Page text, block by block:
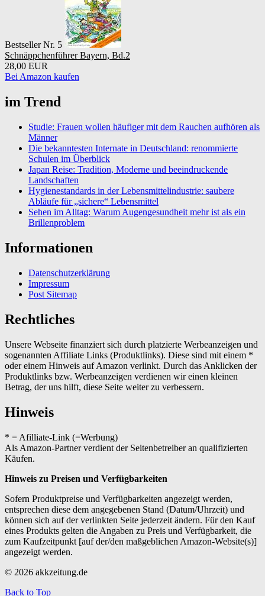
Bestseller Nr. 5
Schnäppchenführer Bayern, Bd.2
28,00 EUR
Bei Amazon kaufen
im Trend
Studie: Frauen wollen häufiger mit dem Rauchen aufhören als
Männer
Die bekanntesten Internate in Deutschland: renommierte
Schulen im Überblick
Japan Reise: Tradition, Moderne und beeindruckende
Landschaften
Hygienestandards in der Lebensmittelindustrie: saubere
Abläufe für „sichere“ Lebensmittel
Sehen im Alltag: Warum Augengesundheit mehr ist als ein
Brillenproblem
Informationen
Datenschutzerklärung
Impressum
Post Sitemap
Rechtliches
Unsere Webseite finanziert sich durch platzierte Werbeanzeigen und
sogenannten Affiliate Links (Produktlinks). Diese sind mit einem *
oder einem Hinweis auf Amazon verlinkt. Durch das Anklicken der
Produktlinks bzw. Werbeanzeigen verdienen wir einen kleinen
Betrag, der uns hilft, diese Seite weiter zu verbessern.
Hinweis
* = Afilliate-Link (=Werbung)
Als Amazon-Partner verdient der Seitenbetreiber an qualifizierten
Käufen.
Hinweis zu Preisen und Verfügbarkeiten
Sofern Produktpreise und Verfügbarkeiten angezeigt werden,
entsprechen diese dem angegebenen Stand (Datum/Uhrzeit) und
können sich auf der verlinkten Seite jederzeit ändern. Für den Kauf
eines Produkts gelten die Angaben zu Preis und Verfügbarkeit, die
zum Kaufzeitpunkt [auf der/den maßgeblichen Amazon-Website(s)]
angezeigt werden.
© 2026 akkzeitung.de
Back to Top